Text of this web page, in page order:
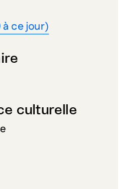
ce jour)
culturelle